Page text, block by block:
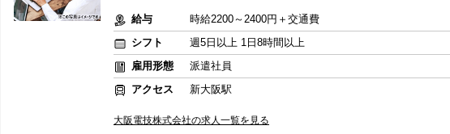
給与
時給2200～2400円＋交通費
シフト
週5日以上 1日8時間以上
雇用形態
派遣社員
アクセス
新大阪駅
大阪電技株式会社の求人一覧を見る